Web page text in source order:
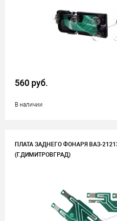
560 руб.
В наличии
ПЛАТА ЗАДНЕГО ФОНАРЯ ВАЗ-
(Г.ДИМИТРОВГРАД)